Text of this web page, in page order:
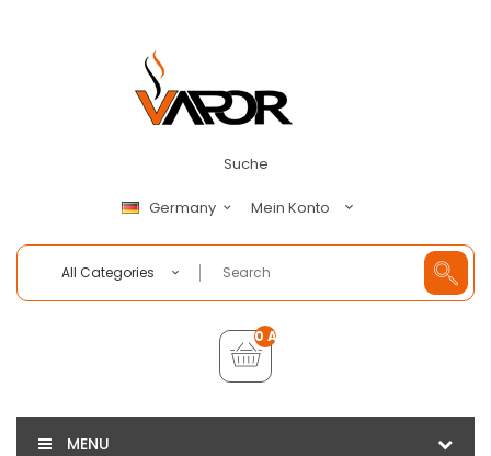
Suche
Germany Mein Konto
All Categories
0 Artikel - €0,00
MENU